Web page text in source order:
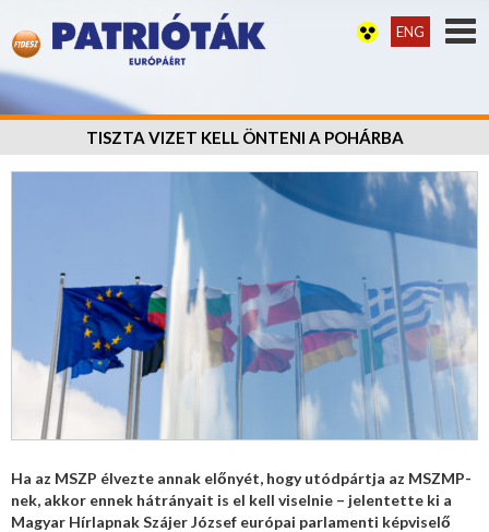
ENG
TISZTA VIZET KELL ÖNTENI A POHÁRBA
Ha az MSZP élvezte annak előnyét, hogy utódpártja az MSZMP-
nek, akkor ennek hátrányait is el kell viselnie – jelentette ki a
Magyar Hírlapnak Szájer József európai parlamenti képviselő